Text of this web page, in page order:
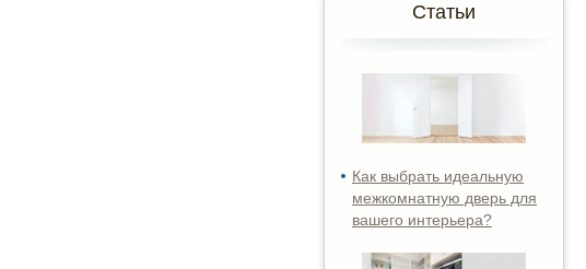
Статьи
Как выбрать идеальную
межкомнатную дверь для
вашего интерьера?